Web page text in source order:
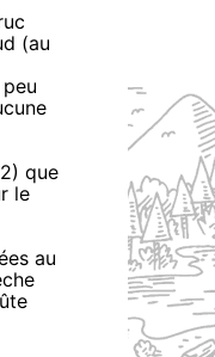
(au
que
le
au